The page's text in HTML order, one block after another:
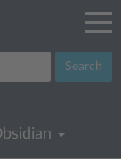
Search